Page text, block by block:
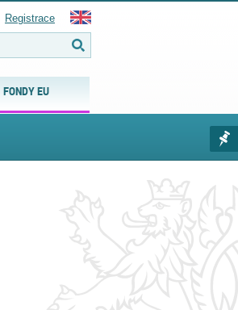
FONDY EU
Registrace